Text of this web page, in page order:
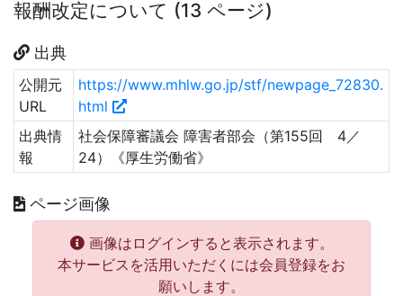
報酬改定について (13 ページ)
出典
公開元
URL
https://www.mhlw.go.jp/stf/newpage_72830.
html
出典情
報
社会保障審議会 障害者部会（第155回 4／
24）《厚生労働省》
ページ画像
画像はログインすると表示されます。
本サービスを活用いただくには会員登録をお
願いします。